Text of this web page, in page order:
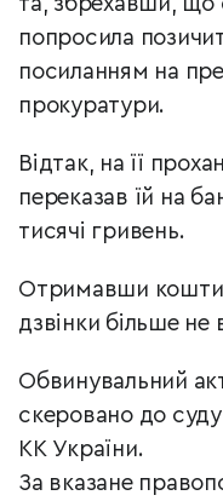
попросила
посиланням на
прокуратури.
Відтак, на її
переказав їй на
тисячі гривень.
Отримавши кошти,
дзвінки більше не
Обвинувальний
скеровано до
КК України.
За вказане